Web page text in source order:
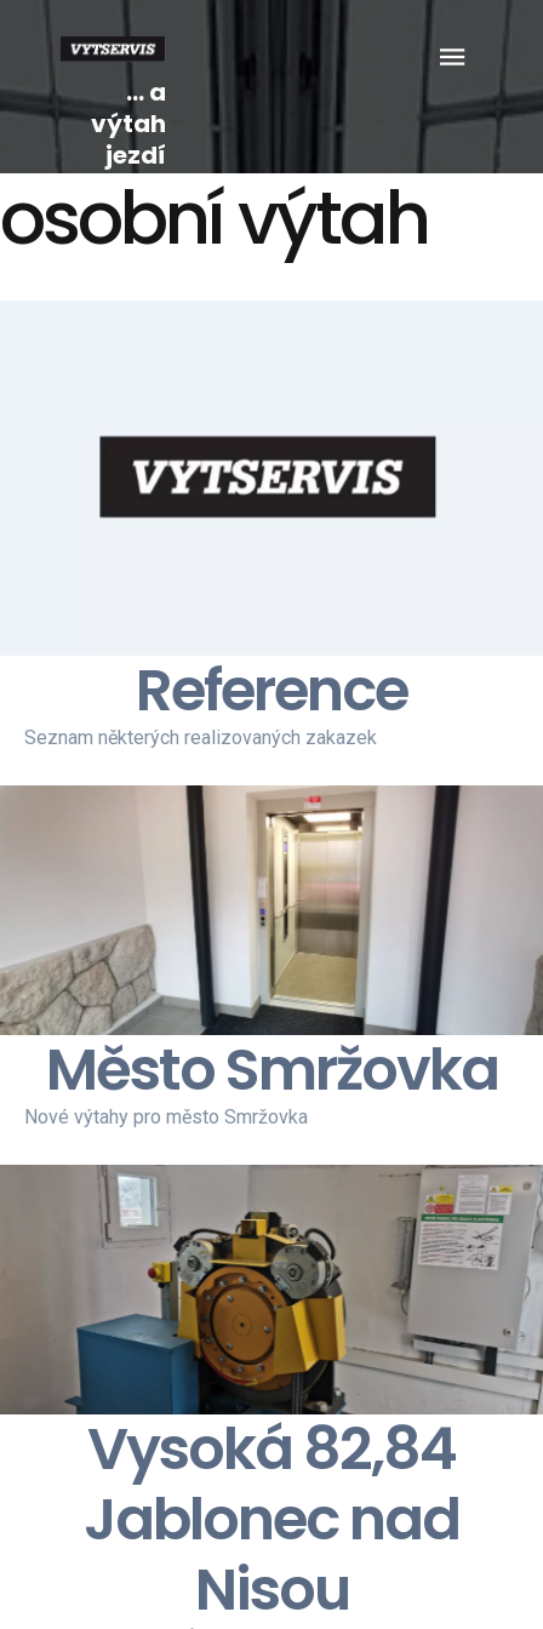
... a
výtah
jezdí
osobní výtah
Reference
Seznam některých realizovaných zakazek
Město Smržovka
Nové výtahy pro město Smržovka
Vysoká 82,84
Jablonec nad
Nisou